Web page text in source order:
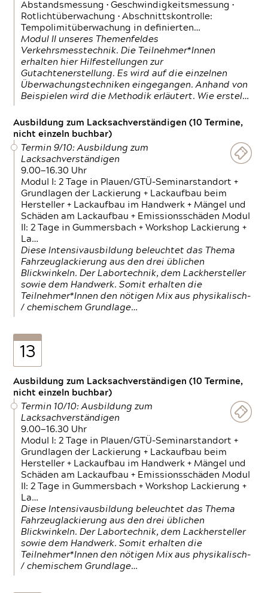
Abstandsmessung • Geschwindigkeitsmessung •
Rotlichtüberwachung • Abschnittskontrolle:
Tempolimitüberwachung in definierten…
Modul II unseres Themenfeldes
Verkehrsmesstechnik. Die Teilnehmer*Innen
erhalten hier Hilfestellungen zur
Gutachtenerstellung. Es wird auf die einzelnen
Überwachungstechniken eingegangen. Anhand von
Beispielen wird die Methodik erläutert. Wie erstel…
Ausbildung zum Lacksachverständigen (10 Termine,
nicht einzeln buchbar)
Termin 9/10: Ausbildung zum
Lacksachverständigen
9.00—16.30 Uhr
Modul I: 2 Tage in Plauen/GTÜ-Seminarstandort +
Grundlagen der Lackierung + Lackaufbau beim
Hersteller + Lackaufbau im Handwerk + Mängel und
Schäden am Lackaufbau + Emissionsschäden Modul
II: 2 Tage in Gummersbach + Workshop Lackierung +
La…
Diese Intensivausbildung beleuchtet das Thema
Fahrzeuglackierung aus den drei üblichen
Blickwinkeln. Der Labortechnik, dem Lackhersteller
sowie dem Handwerk. Somit erhalten die
Teilnehmer*Innen den nötigen Mix aus physikalisch-
/ chemischem Grundlage…
13
Ausbildung zum Lacksachverständigen (10 Termine,
nicht einzeln buchbar)
Termin 10/10: Ausbildung zum
Lacksachverständigen
9.00—16.30 Uhr
Modul I: 2 Tage in Plauen/GTÜ-Seminarstandort +
Grundlagen der Lackierung + Lackaufbau beim
Hersteller + Lackaufbau im Handwerk + Mängel und
Schäden am Lackaufbau + Emissionsschäden Modul
II: 2 Tage in Gummersbach + Workshop Lackierung +
La…
Diese Intensivausbildung beleuchtet das Thema
Fahrzeuglackierung aus den drei üblichen
Blickwinkeln. Der Labortechnik, dem Lackhersteller
sowie dem Handwerk. Somit erhalten die
Teilnehmer*Innen den nötigen Mix aus physikalisch-
/ chemischem Grundlage…